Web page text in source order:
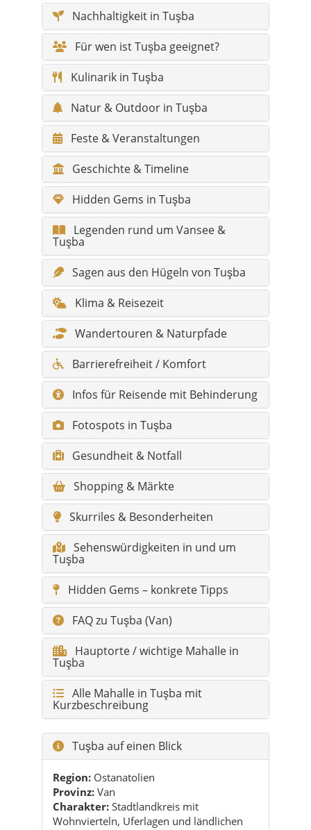
Kulinarik in Tuşba
Natur & Outdoor in Tuşba
Feste & Veranstaltungen
Geschichte & Timeline
Hidden Gems in Tuşba
Legenden rund um Vansee &
Tuşba
Sagen aus den Hügeln von Tuşba
Klima & Reisezeit
Wandertouren & Naturpfade
Barrierefreiheit / Komfort
Infos für Reisende mit Behinderung
Fotospots in Tuşba
Gesundheit & Notfall
Shopping & Märkte
Skurriles & Besonderheiten
Sehenswürdigkeiten in und um
Tuşba
Hidden Gems – konkrete Tipps
FAQ zu Tuşba (Van)
Hauptorte / wichtige Mahalle in
Tuşba
Alle Mahalle in Tuşba mit
Kurzbeschreibung
Tuşba auf einen Blick
Region:Ostanatolien
Provinz:Van
Charakter:Stadtlandkreis mit
Wohnvierteln, Uferlagen und ländlichen
Bereichen
Struktur:67 Mahalle mit urbanen und
ländlichen Zonen
Stimmung: Alltag, Ruhe, weite Blicke über
den Vansee